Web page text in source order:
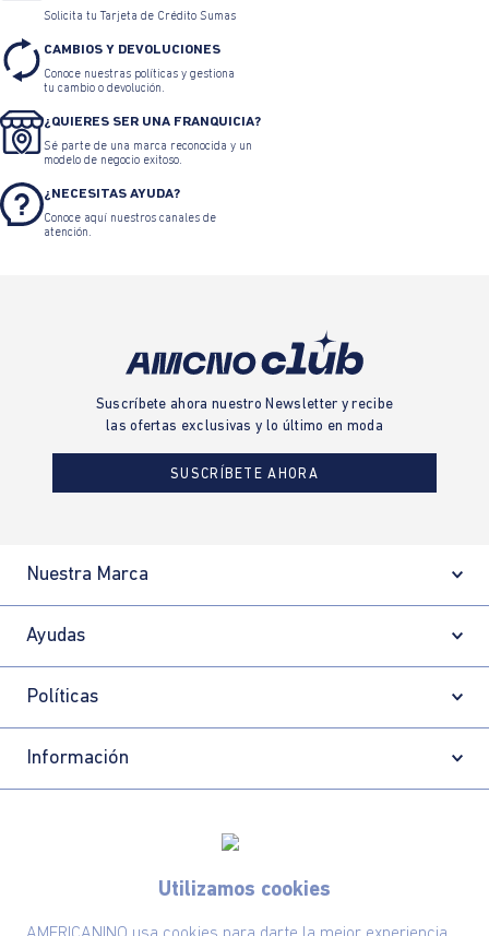
Utilizamos cookies
Solicita tu Tarjeta de Crédito Sumas
CAMBIOS Y DEVOLUCIONES
Conoce nuestras políticas y gestiona
tu cambio o devolución.
¿QUIERES SER UNA FRANQUICIA?
Sé parte de una marca reconocida y un
modelo de negocio exitoso.
¿NECESITAS AYUDA?
Conoce aquí nuestros canales de
atención.
Suscríbete ahora nuestro Newsletter y recibe
las ofertas exclusivas y lo último en moda
SUSCRÍBETE AHORA
Nuestra Marca
Ayudas
Políticas
Información